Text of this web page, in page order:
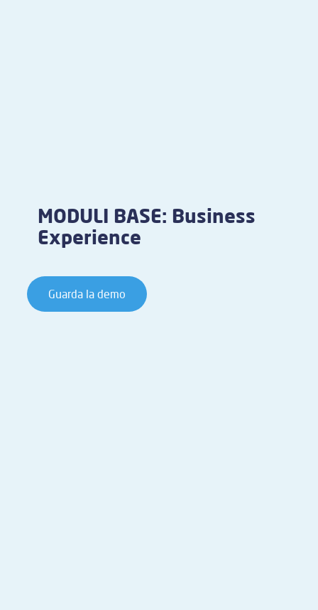
MODULI BASE: Business
Experience
Guarda la demo